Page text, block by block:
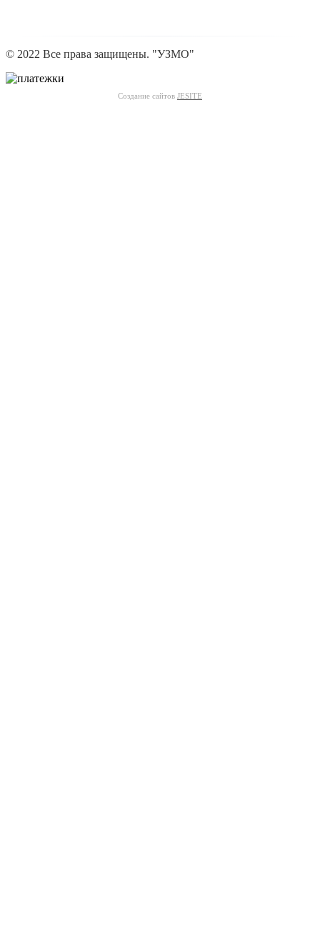
© 2022 Все права защищены. "УЗМО"
Создание сайтов JESITE